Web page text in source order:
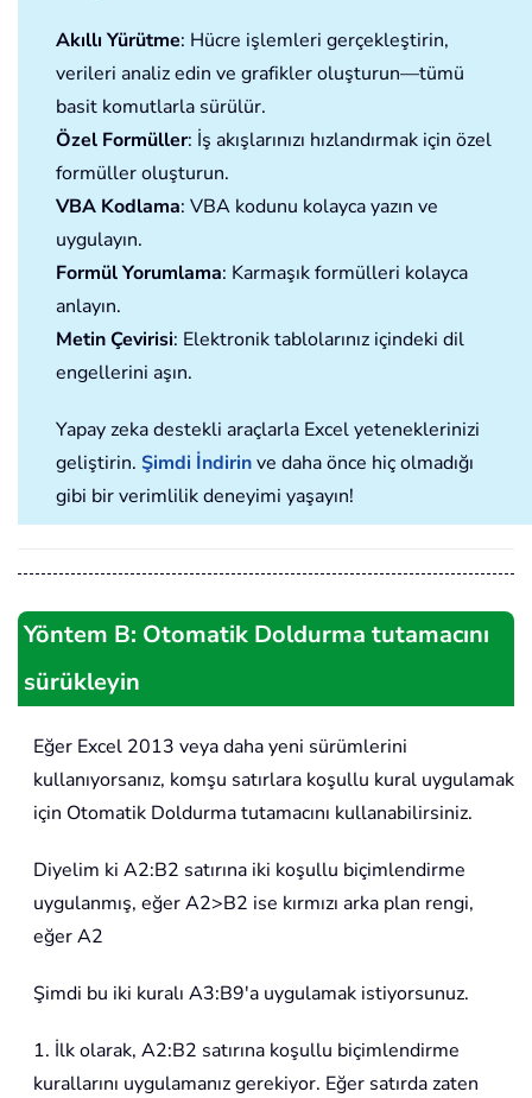
Akıllı Yürütme: Hücre işlemleri gerçekleştirin,
verileri analiz edin ve grafikler oluşturun—tümü
basit komutlarla sürülür.
Özel Formüller: İş akışlarınızı hızlandırmak için özel
formüller oluşturun.
VBA Kodlama: VBA kodunu kolayca yazın ve
uygulayın.
Formül Yorumlama: Karmaşık formülleri kolayca
anlayın.
Metin Çevirisi: Elektronik tablolarınız içindeki dil
engellerini aşın.
Yapay zeka destekli araçlarla Excel yeteneklerinizi
geliştirin. Şimdi İndirinve daha önce hiç olmadığı
gibi bir verimlilik deneyimi yaşayın!
Yöntem B: Otomatik Doldurma tutamacını
sürükleyin
Eğer Excel 2013 veya daha yeni sürümlerini
kullanıyorsanız, komşu satırlara koşullu kural uygulamak
için Otomatik Doldurma tutamacını kullanabilirsiniz.
Diyelim ki A2:B2 satırına iki koşullu biçimlendirme
uygulanmış, eğer A2>B2 ise kırmızı arka plan rengi,
eğer A2
Şimdi bu iki kuralı A3:B9'a uygulamak istiyorsunuz.
1. İlk olarak, A2:B2 satırına koşullu biçimlendirme
kurallarını uygulamanız gerekiyor. Eğer satırda zaten